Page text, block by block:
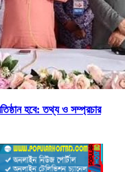
হবে: তথ্য ও সম্প্রচার